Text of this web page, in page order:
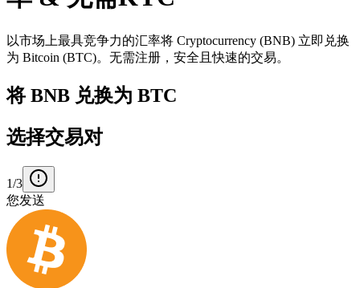
以市场上最具竞争力的汇率将 Cryptocurrency (BNB) 立即兑换
为 Bitcoin (BTC)。无需注册，安全且快速的交易。
将 BNB 兑换为 BTC
选择交易对
1/3
您发送